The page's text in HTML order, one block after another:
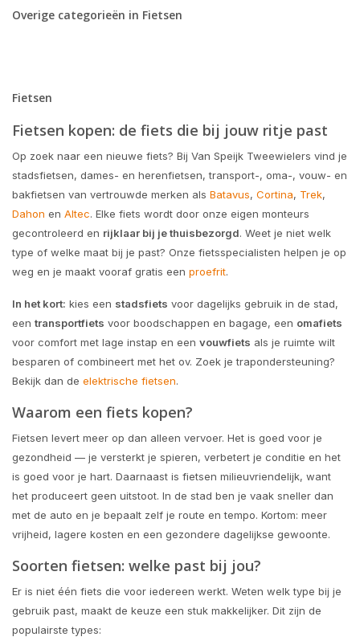
Overige categorieën in Fietsen
Fietsen
Fietsen kopen: de fiets die bij jouw ritje past
Op zoek naar een nieuwe fiets? Bij Van Speijk Tweewielers vind je
stadsfietsen, dames- en herenfietsen, transport-, oma-, vouw- en
bakfietsen van vertrouwde merken als Batavus, Cortina, Trek,
Dahon en Altec. Elke fiets wordt door onze eigen monteurs
gecontroleerd en rijklaar bij je thuisbezorgd. Weet je niet welk
type of welke maat bij je past? Onze fietsspecialisten helpen je op
weg en je maakt vooraf gratis een proefrit.
In het kort: kies een stadsfiets voor dagelijks gebruik in de stad,
een transportfiets voor boodschappen en bagage, een omafiets
voor comfort met lage instap en een vouwfiets als je ruimte wilt
besparen of combineert met het ov. Zoek je trapondersteuning?
Bekijk dan de elektrische fietsen.
Waarom een fiets kopen?
Fietsen levert meer op dan alleen vervoer. Het is goed voor je
gezondheid — je versterkt je spieren, verbetert je conditie en het
is goed voor je hart. Daarnaast is fietsen milieuvriendelijk, want
het produceert geen uitstoot. In de stad ben je vaak sneller dan
met de auto en je bepaalt zelf je route en tempo. Kortom: meer
vrijheid, lagere kosten en een gezondere dagelijkse gewoonte.
Soorten fietsen: welke past bij jou?
Er is niet één fiets die voor iedereen werkt. Weten welk type bij je
gebruik past, maakt de keuze een stuk makkelijker. Dit zijn de
populairste types: